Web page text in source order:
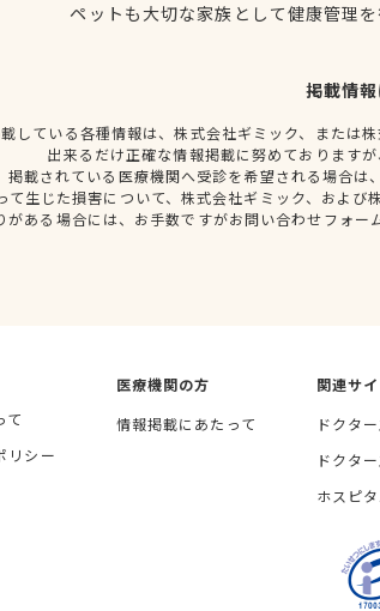
ペットも大切な家族として健康管理
掲載情
している各種情報は、株式会社ギミック、または
出来るだけ正確な情報掲載に努めております
掲載されている医療機関へ受診を希望される場合
て生じた損害について、株式会社ギミック、およ
がある場合には、お手数ですがお問い合わせフォ
て
リシー
医療機関の方
情報掲載にあたって
関連サ
ドクタ
ドクタ
ホスピ